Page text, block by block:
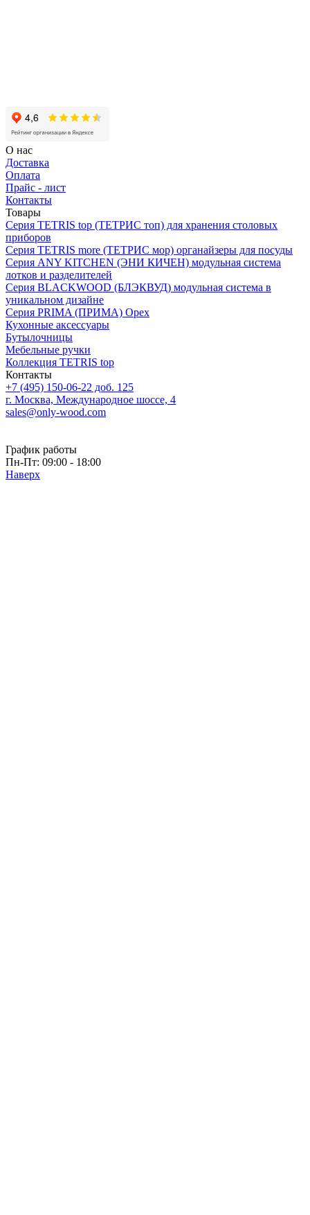
О нас
Доставка
Оплата
Прайс - лист
Контакты
Товары
Серия TETRIS top (ТЕТРИС топ) для хранения столовых
приборов
Серия TETRIS more (ТЕТРИС мор) органайзеры для посуды
Серия ANY KITCHEN (ЭНИ КИЧЕН) модульная система
лотков и разделителей
Серия BLACKWOOD (БЛЭКВУД) модульная система в
уникальном дизайне
Серия PRIMA (ПРИМА) Орех
Кухонные аксессуары
Бутылочницы
Мебельные ручки
Коллекция TETRIS top
Контакты
+7 (495) 150-06-22 доб. 125
г. Москва, Международное шоссе, 4
sales@only-wood.com
График работы
Пн-Пт: 09:00 - 18:00
Наверх